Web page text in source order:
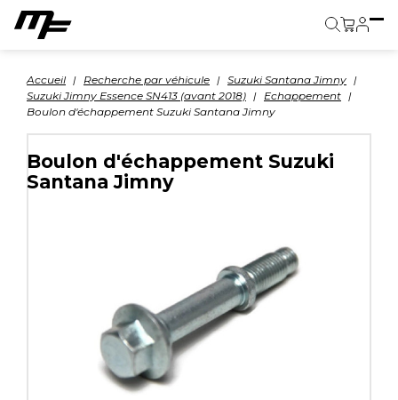
Accueil Recherche par véhicule
Suzuki Santana Jimny
Suzuki Jimny Essence SN413 (avant 2018)
Echappement
Boulon d'échappement Suzuki Santana Jimny
Boulon d'échappement Suzuki
Santana Jimny